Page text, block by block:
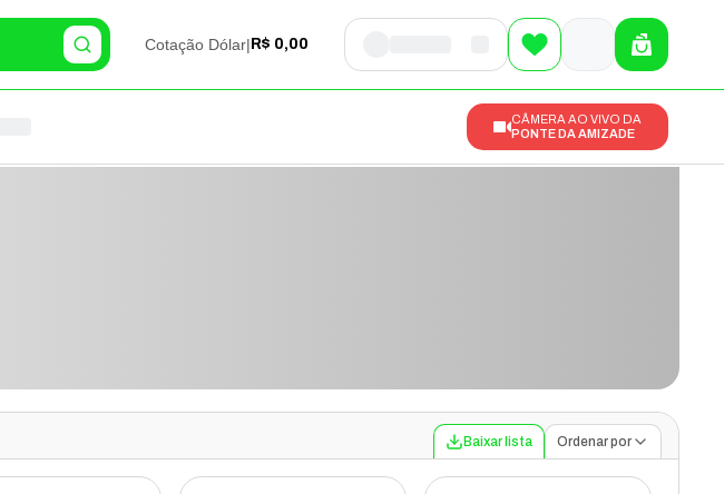
Cotação Dólar| R$ 0,00
CÂMERA AO VIVO DA
PONTE DA AMIZADE
Baixar lista Ordenar por